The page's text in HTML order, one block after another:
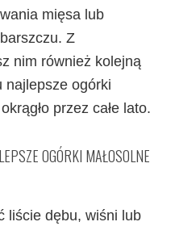
mięsa lub
Z
nim również kolejną
najlepsze ogórki
przez całe lato.
OGÓRKI MAŁOSOLNE
liście dębu, wiśni lub